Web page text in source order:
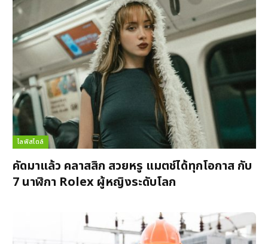
ไลฟ์สไตล์
คัดมาแล้ว คลาสสิก สวยหรู แมตช์ได้ทุกโอกาส กับ
7 นาฬิกา Rolex ผู้หญิงระดับโลก